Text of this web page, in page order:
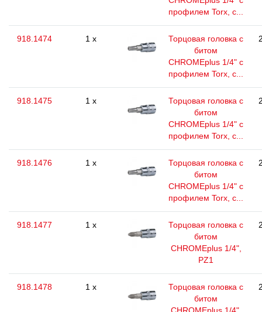
профилем Torx, с...
918.1474 1 x
Торцовая головка с
битом
CHROMEplus 1/4" с
профилем Torx, с...
918.1475 1 x
Торцовая головка с
битом
CHROMEplus 1/4" с
профилем Torx, с...
918.1476 1 x
Торцовая головка с
битом
CHROMEplus 1/4" с
профилем Torx, с...
918.1477 1 x
Торцовая головка с
битом
CHROMEplus 1/4",
РZ1
918.1478 1 x
Торцовая головка с
битом